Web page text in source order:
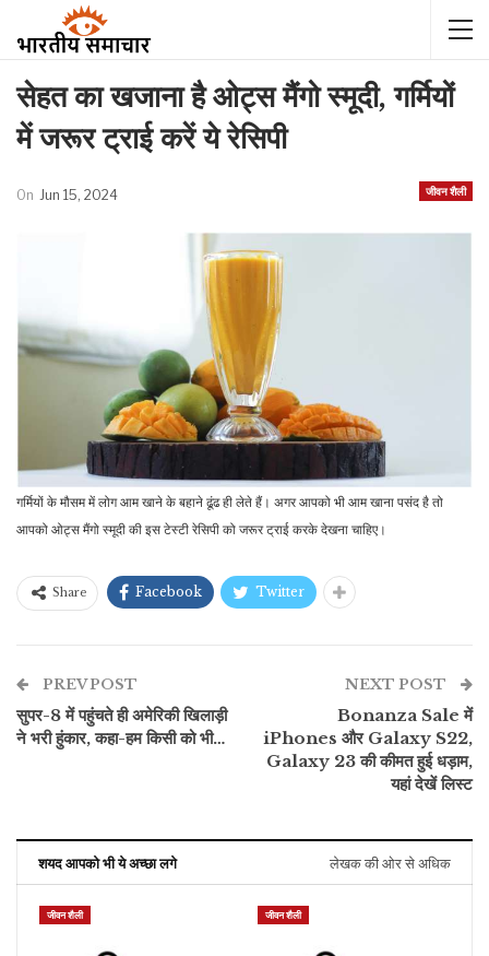
सेहत का खजाना है ओट्स मैंगो स्मूदी, गर्मियों
में जरूर ट्राई करें ये रेसिपी
जीवन शैली
On Jun 15, 2024
गर्मियों के मौसम में लोग आम खाने के बहाने ढूंढ ही लेते हैं। अगर आपको भी आम खाना पसंद है तो
आपको ओट्स मैंगो स्मूदी की इस टेस्टी रेसिपी को जरूर ट्राई करके देखना चाहिए।
Share Facebook Twitter
PREV POST
सुपर-8 में पहुंचते ही अमेरिकी खिलाड़ी
ने भरी हुंकार, कहा-हम किसी को भी…
NEXT POST
Bonanza Sale में
iPhones और Galaxy S22,
Galaxy 23 की कीमत हुई धड़ाम,
यहां देखें लिस्ट
शयद आपको भी ये अच्छा लगे लेखक की ओर से अधिक
जीवन शैली जीवन शैली